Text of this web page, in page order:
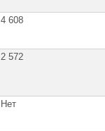
4 608
2 572
Нет